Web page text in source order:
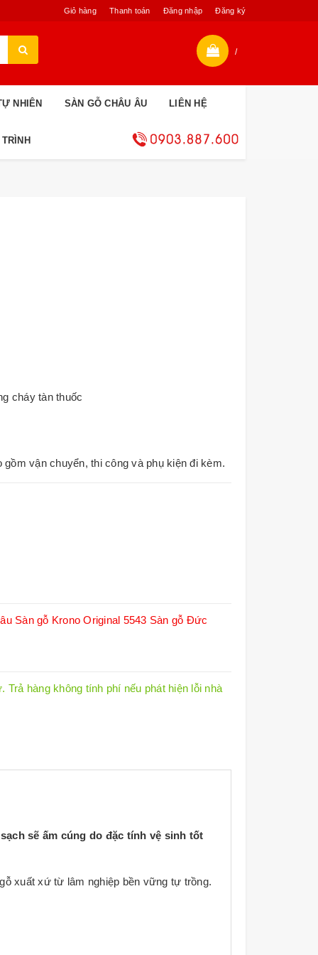
Giỏ hàng Thanh toán Đăng nhập Đăng ký
/
NHIÊN SÀN GỖ CHÂU ÂU LIÊN HỆ
cháy tàn thuốc
vận chuyển, thi công và phụ kiện đi kèm.
Sàn gỗ Krono Original 5543 Sàn gỗ Đức
hàng không tính phí nếu phát hiện lỗi nhà
sẽ ấm cúng do đặc tính vệ sinh tốt
xuất xứ từ lâm nghiệp bền vững tự trồng.